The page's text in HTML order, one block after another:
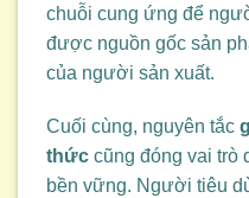
chuỗi cung ứng để
được nguồn gốc sản
của người sản xuất.
Cuối cùng, nguyên tắc
thức cũng đóng vai trò
bền vững. Người tiêu